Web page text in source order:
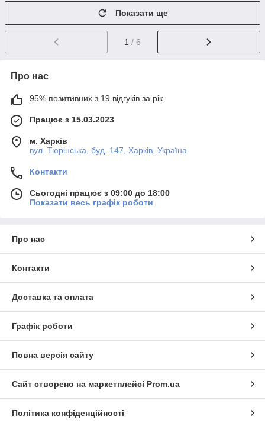
Показати ще
1 / 6
Про нас
95% позитивних з 19 відгуків за рік
Працює з 15.03.2023
м. Харків
вул. Тюрінська, буд. 147, Харків, Україна
Контакти
Сьогодні працює з 09:00 до 18:00
Показати весь графік роботи
Про нас
Контакти
Доставка та оплата
Графік роботи
Повна версія сайту
Сайт створено на маркетплейсі Prom.ua
Політика конфіденційності